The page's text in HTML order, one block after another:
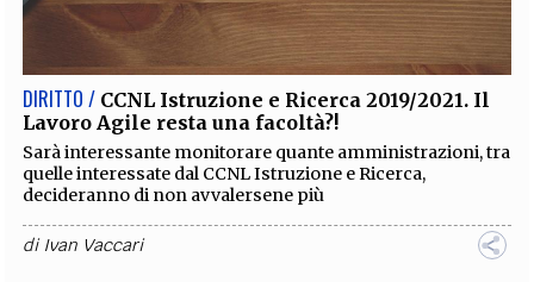
DIRITTO / CCNL Istruzione e Ricerca 2019/2021. Il
Lavoro Agile resta una facoltà?!
Sarà interessante monitorare quante amministrazioni, tra
quelle interessate dal CCNL Istruzione e Ricerca,
decideranno di non avvalersene più
di Ivan Vaccari